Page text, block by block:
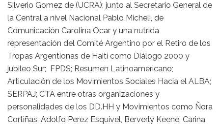
Silverio Gomez de (UCRA); junto al Secretario General de
la Central a nivel Nacional Pablo Micheli, de
Comunicación Carolina Ocar y una nutrida
representación del Comité Argentino por el Retiro de los
Tropas Argentionas de Haití como Diálogo 2000 y
jubileo Sur; FPDS; Resumen Latinoamericano;
Articulación de los Movimientos Sociales Hacia el ALBA;
SERPAJ; CTA entre otras organizaciones y
personalidades de los DD.HH y Movimientos como Ñora
Cortiñas, Adolfo Perez Esquivel, Berverly Keene, Carina